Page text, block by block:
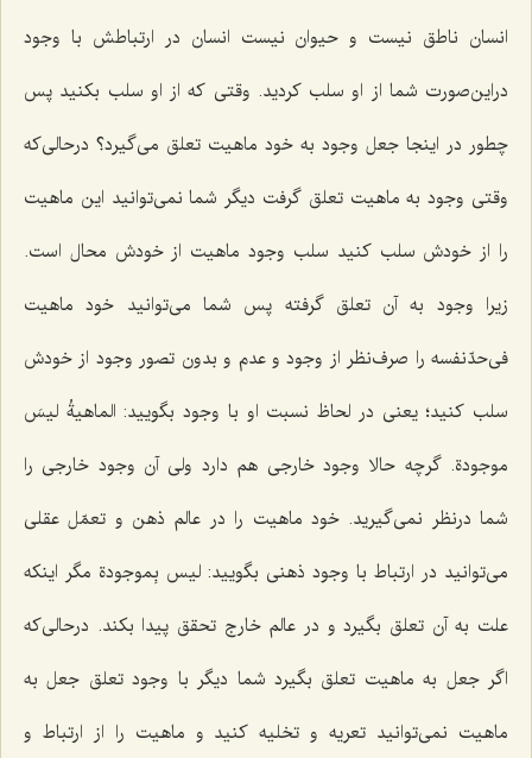
انسان ناطق نیست و حیوان نیست انسان در ارتباطش با وجود
دراین‌صورت شما از او سلب کردید. وقتی که از او سلب بکنید پس
چطور در اینجا جعل وجود به خود ماهیت تعلق می‌گیرد؟ درحالی‌که
وقتی وجود به ماهیت تعلق گرفت دیگر شما نمی‌توانید این ماهیت
را از خودش سلب کنید سلب وجود ماهیت از خودش محال است.
زیرا وجود به آن تعلق گرفته پس شما می‌توانید خود ماهیت
فی‌حدّنفسه را صرف‌نظر از وجود و عدم و بدون تصور وجود از خودش
سلب کنید؛ یعنی در لحاظ نسبت او با وجود بگویید: الماهیةُ لیسَ
موجودة. گرچه حالا وجود خارجی هم دارد ولی آن وجود خارجی را
شما درنظر نمی‌گیرید. خود ماهیت را در عالم ذهن و تعمّل عقلی
می‌توانید در ارتباط با وجود ذهنی بگویید: لیس بِموجودة مگر اینکه
علت به آن تعلق بگیرد و در عالم خارج تحقق پیدا بکند. درحالی‌که
اگر جعل به ماهیت تعلق بگیرد شما دیگر با وجود تعلق جعل به
ماهیت نمی‌توانید تعریه و تخلیه کنید و ماهیت را از ارتباط و